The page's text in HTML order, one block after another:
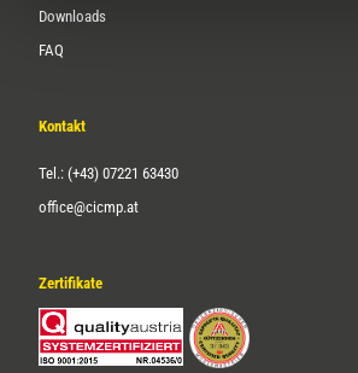
Downloads
FAQ
Kontakt
Tel.: (+43) 07221 63430
office@cicmp.at
Zertifikate